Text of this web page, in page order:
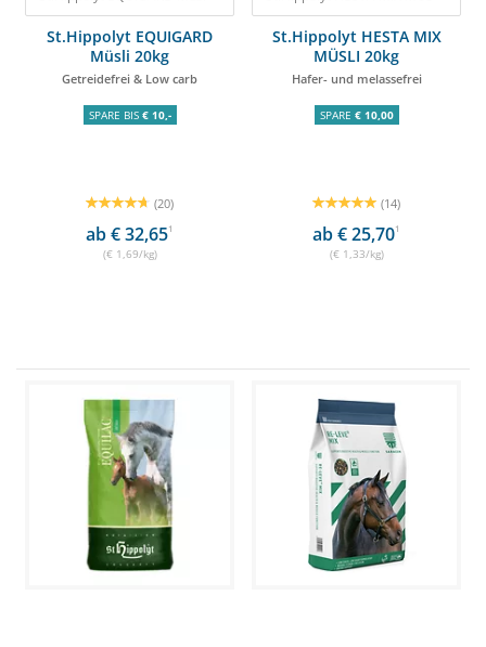
St.Hippolyt EQUIGARD
Müsli 20kg
Getreidefrei & Low carb
SPARE BIS € 10,-
(20)
ab € 32,651
(€ 1,69/kg)
St.Hippolyt HESTA MIX
MÜSLI 20kg
Hafer- und melassefrei
SPARE € 10,00
(14)
ab € 25,701
(€ 1,33/kg)